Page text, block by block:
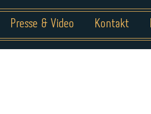
Presse & Video Kontakt